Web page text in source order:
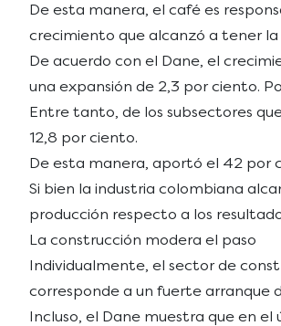
De esta manera, el café es
crecimiento que alcanzó a tener
De acuerdo con el Dane, el
una expansión de 2,3 por ciento.
Entre tanto, de los subsectores
12,8 por ciento.
De esta manera, aportó el 42 por
Si bien la industria colombiana
producción respecto a los
La construcción modera el paso
Individualmente, el sector de
corresponde a un fuerte arranque
Incluso, el Dane muestra que en